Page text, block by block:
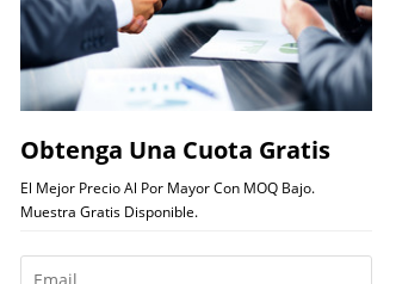
Obtenga Una Cuota Gratis
El Mejor Precio Al Por Mayor Con MOQ Bajo.
Muestra Gratis Disponible.